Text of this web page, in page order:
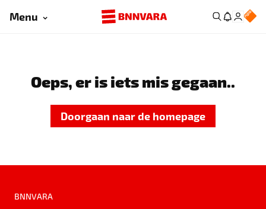
Menu
Oeps, er is iets mis gegaan..
Doorgaan naar de homepage
BNNVARA